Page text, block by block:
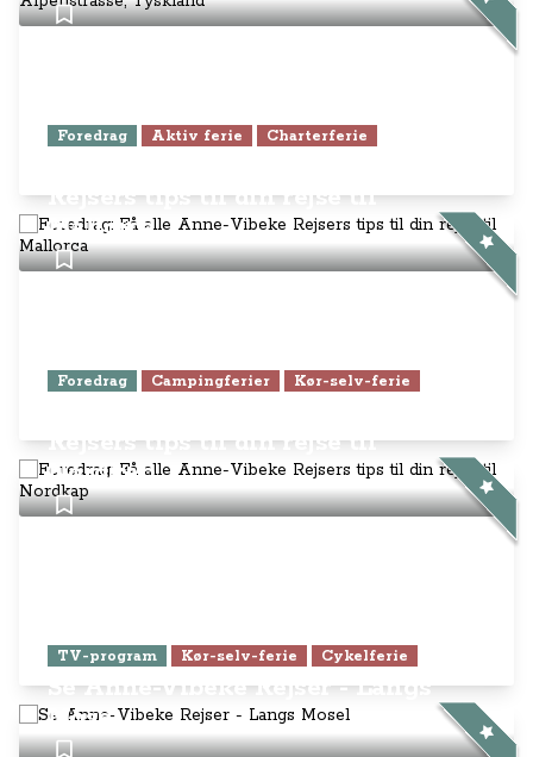
Foredrag Aktiv ferie Charterferie
Rejsers tips til din rejse til
Mallorca
Foredrag Campingferier Kør-selv-ferie
Rejsers tips til din rejse til
Nordkap
TV-program Kør-selv-ferie Cykelferie
Se Anne-Vibeke Rejser - Langs
Mosel